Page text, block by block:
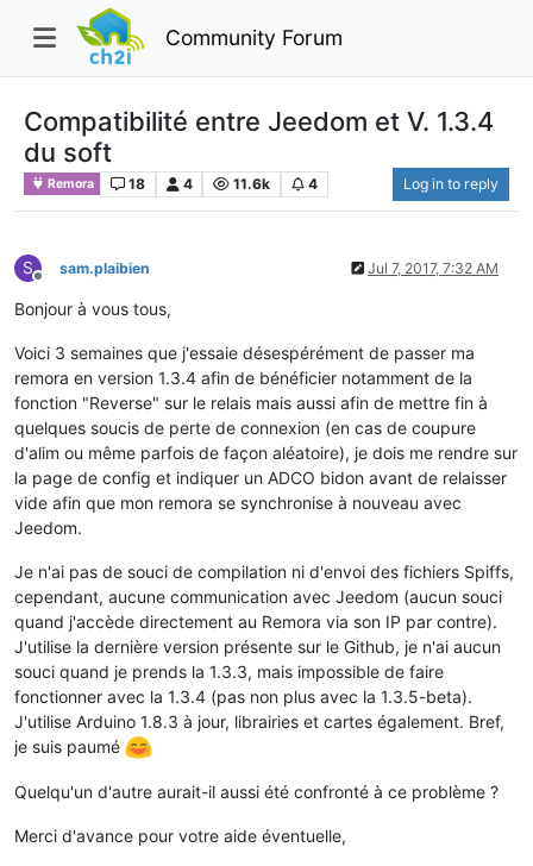
Community Forum
Compatibilité entre Jeedom et V. 1.3.4
du soft
Remora 18 4 11.6k 4 Log in to reply
S
Offline
sam.plaibien Jul 7, 2017, 7:32 AM
Bonjour à vous tous,
Voici 3 semaines que j'essaie désespérément de passer ma
remora en version 1.3.4 afin de bénéficier notamment de la
fonction "Reverse" sur le relais mais aussi afin de mettre fin à
quelques soucis de perte de connexion (en cas de coupure
d'alim ou même parfois de façon aléatoire), je dois me rendre sur
la page de config et indiquer un ADCO bidon avant de relaisser
vide afin que mon remora se synchronise à nouveau avec
Jeedom.
Je n'ai pas de souci de compilation ni d'envoi des fichiers Spiffs,
cependant, aucune communication avec Jeedom (aucun souci
quand j'accède directement au Remora via son IP par contre).
J'utilise la dernière version présente sur le Github, je n'ai aucun
souci quand je prends la 1.3.3, mais impossible de faire
fonctionner avec la 1.3.4 (pas non plus avec la 1.3.5-beta).
J'utilise Arduino 1.8.3 à jour, librairies et cartes également. Bref,
je suis paumé
Quelqu'un d'autre aurait-il aussi été confronté à ce problème ?
Merci d'avance pour votre aide éventuelle,